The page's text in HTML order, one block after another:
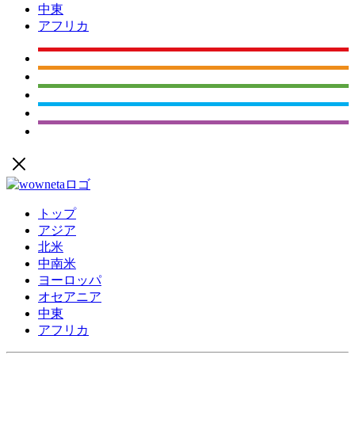
中東
アフリカ
トップ
アジア
北米
中南米
ヨーロッパ
オセアニア
中東
アフリカ